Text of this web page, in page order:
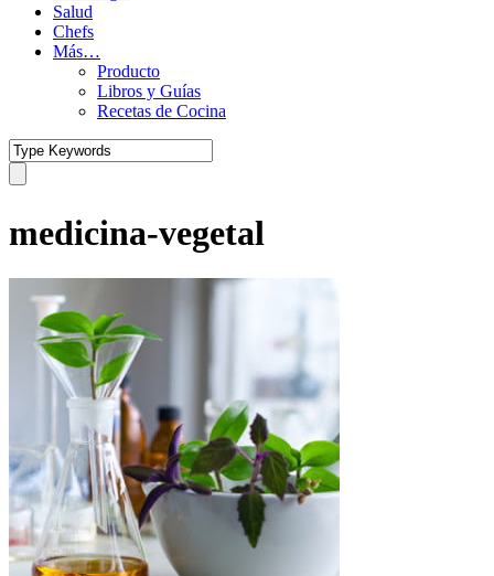
Salud
Chefs
Más…
Producto
Libros y Guías
Recetas de Cocina
medicina-vegetal